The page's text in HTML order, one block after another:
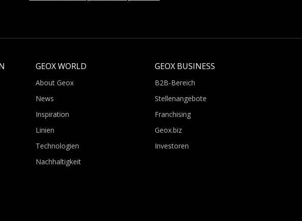
GEOX WORLD
About Geox
News
Inspiration
Linien
Technologien
Nachhaltigkeit
GEOX BUSINESS
B2B-Bereich
Stellenangebote
Franchising
Geox.biz
Investoren